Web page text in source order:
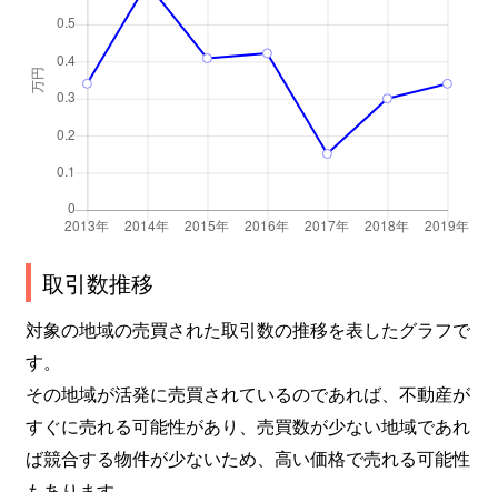
取引数推移
対象の地域の売買された取引数の推移を表したグラフで
す。
その地域が活発に売買されているのであれば、不動産が
すぐに売れる可能性があり、売買数が少ない地域であれ
ば競合する物件が少ないため、高い価格で売れる可能性